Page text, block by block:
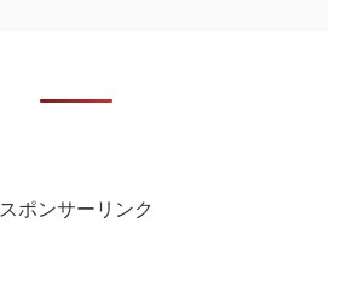
スポンサーリンク